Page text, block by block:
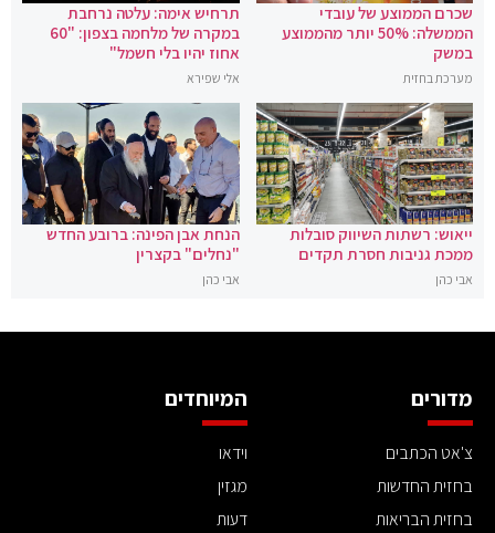
שכרם הממוצע של עובדי
הממשלה: 50% יותר מהממוצע
במשק
מערכת בחזית
תרחיש אימה: עלטה נרחבת
במקרה של מלחמה בצפון: "60
אחוז יהיו בלי חשמל"
אלי שפירא
ייאוש: רשתות השיווק סובלות
ממכת גניבות חסרת תקדים
אבי כהן
הנחת אבן הפינה: ברובע החדש
"נחלים" בקצרין
אבי כהן
מדורים
צ'אט הכתבים
בחזית החדשות
בחזית הבריאות
המיוחדים
וידאו
מגזין
דעות